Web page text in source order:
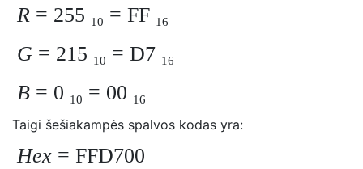
R = 255 10 = FF 16
G = 215 10 = D7 16
B = 0 10 = 00 16
Taigi šešiakampės spalvos kodas yra:
Hex = FFD700